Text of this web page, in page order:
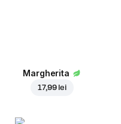
Margherita
17,99 lei